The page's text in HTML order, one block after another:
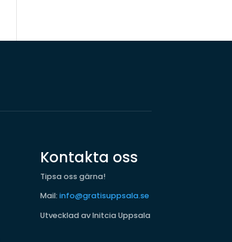
Kontakta oss
Tipsa oss gärna!
Mail:info@gratisuppsala.se
Utvecklad av Initcia Uppsala